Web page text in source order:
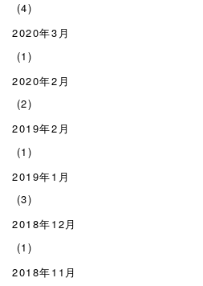
(4)
2020年3月
(1)
2020年2月
(2)
2019年2月
(1)
2019年1月
(3)
2018年12月
(1)
2018年11月